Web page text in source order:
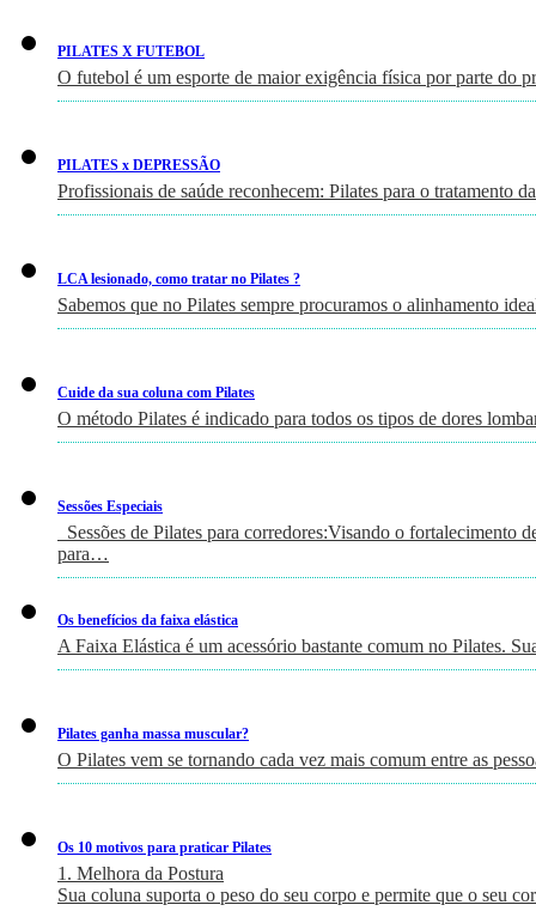
PILATES X FUTEBOL
O futebol é um esporte de maior exigência física por parte do
PILATES x DEPRESSÃO
Profissionais de saúde reconhecem: Pilates para o tratamento
LCA lesionado, como tratar no Pilates ?
Sabemos que no Pilates sempre procuramos o alinhamento
Cuide da sua coluna com Pilates
O método Pilates é indicado para todos os tipos de dores
Sessões Especiais
Sessões de Pilates para corredores:Visando o fortalecimento
para…
Os benefícios da faixa elástica
A Faixa Elástica é um acessório bastante comum no Pilates.
Pilates ganha massa muscular?
O Pilates vem se tornando cada vez mais comum entre as
Os 10 motivos para praticar Pilates
1. Melhora da Postura
Sua coluna suporta o peso do seu corpo e permite que o seu